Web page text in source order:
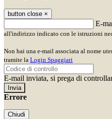
button close ×
E-
all'indirizzo indicato con le istruzioni
Non hai una e-mail associata al nome
tramite la Login Spaggiari
E-mail inviata, si prega di
Errore
Chiudi